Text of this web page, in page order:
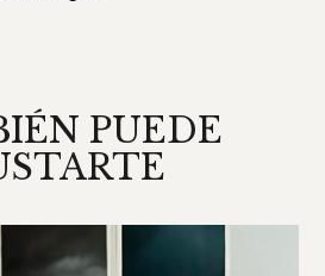
PUEDE